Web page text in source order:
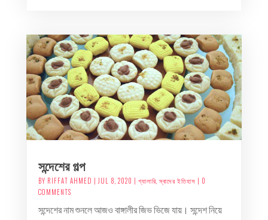
সন্দেশের গল্প
BY RIFFAT AHMED | JUL 8, 2020 | গ্যালারি, স্বাদের ইতিহাস | 0
COMMENTS
সন্দেশের নাম শুনলে আজও বাঙ্গালীর জিভ ভিজে যায়। সন্দেশ নিয়ে